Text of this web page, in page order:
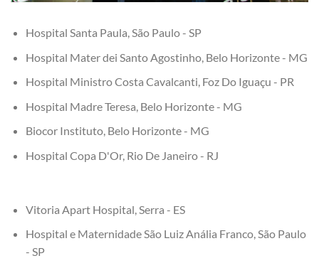
Hospital Santa Paula, São Paulo - SP
Hospital Mater dei Santo Agostinho, Belo Horizonte - MG
Hospital Ministro Costa Cavalcanti, Foz Do Iguaçu - PR
Hospital Madre Teresa, Belo Horizonte - MG
Biocor Instituto, Belo Horizonte - MG
Hospital Copa D'Or, Rio De Janeiro - RJ
Vitoria Apart Hospital, Serra - ES
Hospital e Maternidade São Luiz Anália Franco, São Paulo
- SP